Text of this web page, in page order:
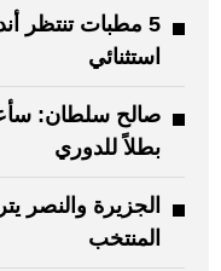
5 مطبات تنتظر
استثنائي
صالح سلطان:
بطلاً للدوري
الجزيرة والنصر
المنتخب